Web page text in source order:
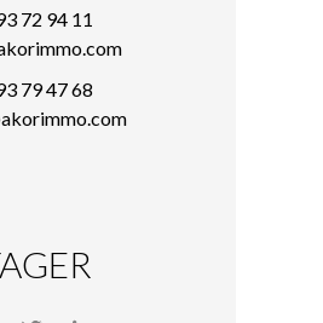
72 94 11
79 47 68